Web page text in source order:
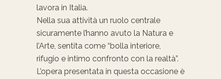
lavora in Italia.
Nella sua attività un ruolo centrale
sicuramente l’hanno avuto la Natura e
l’Arte, sentita come “bolla interiore,
rifugio e intimo confronto con la realtà”.
L’opera presentata in questa occasione è